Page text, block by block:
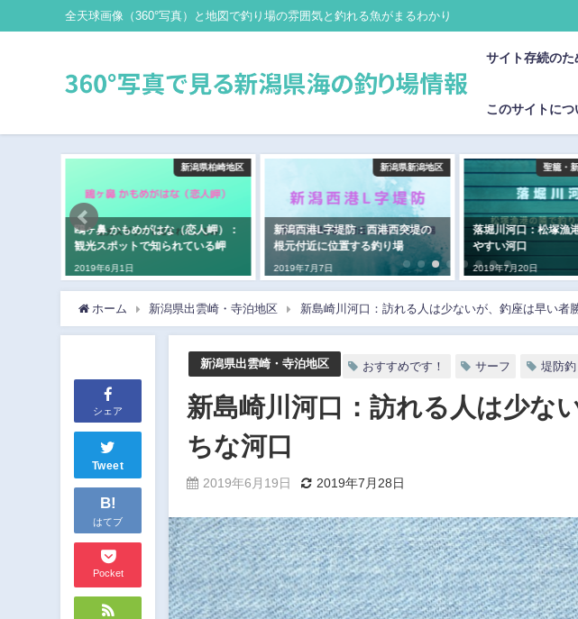
全天球画像（360°写真）と地図で釣り場の雰囲気と釣れる魚がまるわかり
サイト存続の
このサイトにつ
新潟県柏崎地区
鴎ヶ鼻 かもめがはな（恋人岬）：
観光スポットで知られている岬
2019年6月1日
新潟県新潟地区
新潟西港L字堤防：西港西突堤の
根元付近に位置する釣り場
2019年7月7日
聖籠・
落堀川河口：松塚漁
やすい河口
2019年7月20日
ホーム 新潟県出雲崎・寺泊地区 新島崎川河口：訪れる人は少ないが、釣座は早い者
シェア
Tweet
B!
はてブ
Pocket
新潟県出雲崎・寺泊地区 おすすめです！ サーフ 堤防釣
新島崎川河口：訪れる人は少な
ちな河口
2019年6月19日 2019年7月28日